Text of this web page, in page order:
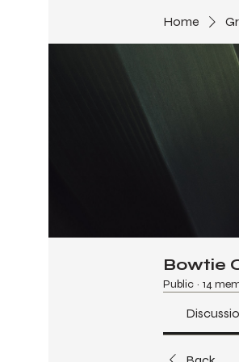
Home
Bowtie
Public · 14